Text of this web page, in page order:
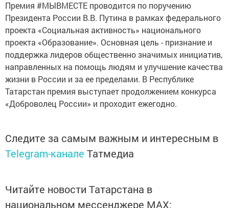
Президента России В.В. Путина в рамках федерального
проекта «Социальная активность» национального
проекта «Образование». Основная цель - признание и
поддержка лидеров общественно значимых инициатив,
направленных на помощь людям и улучшение качества
жизни в России и за ее пределами. В Республике
Татарстан премия выступает продолжением конкурса
«Доброволец России» и проходит ежегодно.
Telegram-каналеТатмедиа
Читайте новости Татарстана в
национальном мессенджере MАХ: